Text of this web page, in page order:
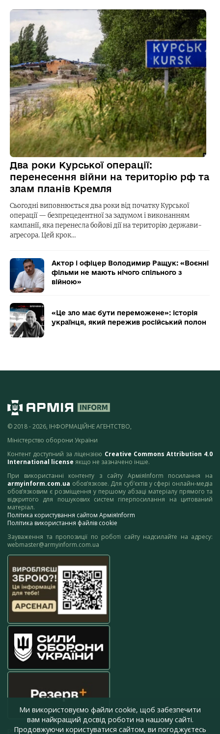
Два роки Курської операції:
перенесення війни на територію рф та
злам планів Кремля
Сьогодні виповнюється два роки від початку Курської
операції — безпрецедентної за задумом і виконанням
кампанії, яка перенесла бойові дії на територію держави-
агресора. Цей крок…
Актор і офіцер Володимир Ращук: «Воєнні
фільми не мають нічого спільного з
війною»
«Це зло має бути переможене»: історія
українця, який пережив російський полон
© 2018 - 2026, ІНФОРМАЦІЙНЕ АГЕНТСТВО,
Міністерство оборони України
Контент доступний за ліцензією Creative Commons Attribution 4.0
International license якщо не зазначено інше.
При використанні контенту з сайту АрміяInform посилання на
armyinform.com.ua обов’язкове. Для суб’єктів у сфері онлайн-медіа
обов’язковим є розміщення у першому абзаці матеріалу прямого та
відкритого для пошукових систем гіперпосилання на цитований
матеріал.
Політика користування сайтом АрміяInform
Політика використання файлів cookie
Зауваження та пропозиції по роботі сайту надсилайте на адресу:
webmaster@armyinform.com.ua
press@armyinform.com.ua
Ми використовуємо файли cookie, щоб забезпечити
вам найкращий досвід роботи на нашому сайті.
Продовжуючи користуватися сайтом, ви погоджуєтесь